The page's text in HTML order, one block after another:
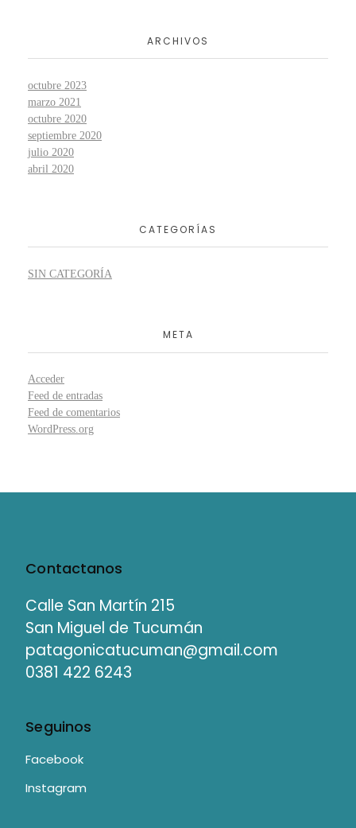
ARCHIVOS
octubre 2023
marzo 2021
octubre 2020
septiembre 2020
julio 2020
abril 2020
CATEGORÍAS
SIN CATEGORÍA
META
Acceder
Feed de entradas
Feed de comentarios
WordPress.org
Contactanos
Calle San Martín 215
San Miguel de Tucumán
patagonicatucuman@gmail.com
0381 422 6243
Seguinos
Facebook
Instagram